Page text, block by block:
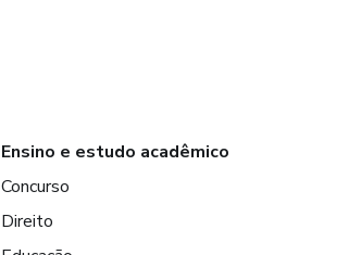
Ensino e estudo acadêmico
Concurso
Direito